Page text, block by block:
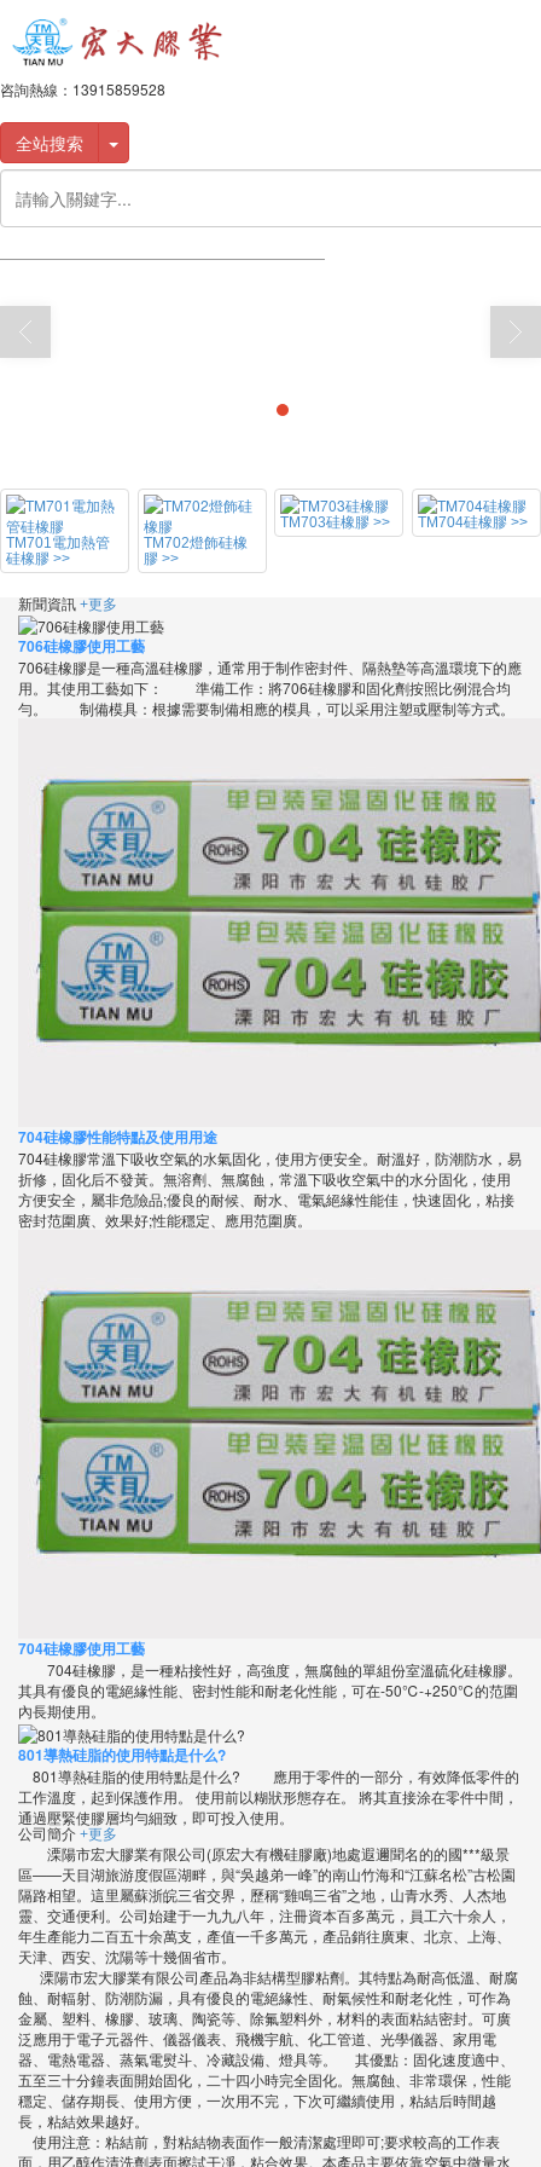
咨詢熱線： 13915859528
全站搜索
TM701電加熱管
硅橡膠 >>
TM702燈飾硅橡
膠 >>
TM703硅橡膠 >> TM704硅橡膠 >>
新聞資訊 +更多
706硅橡膠使用工藝
706硅橡膠是一種高溫硅橡膠，通常用于制作密封件、隔熱墊等高溫環境下的應
用。其使用工藝如下： 準備工作：將706硅橡膠和固化劑按照比例混合均
勻。 制備模具：根據需要制備相應的模具，可以采用注塑或壓制等方式。
704硅橡膠性能特點及使用用途
704硅橡膠常溫下吸收空氣的水氣固化，使用方便安全。耐溫好，防潮防水，易
折修，固化后不發黃。無溶劑、無腐蝕，常溫下吸收空氣中的水分固化，使用
方便安全，屬非危險品;優良的耐候、耐水、電氣絕緣性能佳，快速固化，粘接
密封范圍廣、效果好;性能穩定、應用范圍廣。
704硅橡膠使用工藝
704硅橡膠，是一種粘接性好，高強度，無腐蝕的單組份室溫硫化硅橡膠。
其具有優良的電絕緣性能、密封性能和耐老化性能，可在-50℃-+250℃的范圍
內長期使用。
801導熱硅脂的使用特點是什么?
801導熱硅脂的使用特點是什么? 應用于零件的一部分，有效降低零件的
工作溫度，起到保護作用。 使用前以糊狀形態存在。 將其直接涂在零件中間，
通過壓緊使膠層均勻細致，即可投入使用。
公司簡介 +更多
溧陽市宏大膠業有限公司(原宏大有機硅膠廠)地處遐邇聞名的的國***級景
區——天目湖旅游度假區湖畔，與“吳越弟一峰”的南山竹海和“江蘇名松”古松園
隔路相望。這里屬蘇浙皖三省交界，歷稱“雞鳴三省”之地，山青水秀、人杰地
靈、交通便利。公司始建于一九九八年，注冊資本百多萬元，員工六十余人，
年生產能力二百五十余萬支，產值一千多萬元，產品銷往廣東、北京、上海、
天津、西安、沈陽等十幾個省市。
溧陽市宏大膠業有限公司產品為非結構型膠粘劑。其特點為耐高低溫、耐腐
蝕、耐輻射、防潮防漏，具有優良的電絕緣性、耐氣候性和耐老化性，可作為
金屬、塑料、橡膠、玻璃、陶瓷等、除氟塑料外，材料的表面粘結密封。可廣
泛應用于電子元器件、儀器儀表、飛機宇航、化工管道、光學儀器、家用電
器、電熱電器、蒸氣電熨斗、冷藏設備、燈具等。 其優點：固化速度適中、
五至三十分鐘表面開始固化，二十四小時完全固化。無腐蝕、非常環保，性能
穩定、儲存期長、使用方便，一次用不完，下次可繼續使用，粘結后時間越
長，粘結效果越好。
使用注意：粘結前，對粘結物表面作一般清潔處理即可;要求較高的工作表
面，用乙醇作清洗劑表面擦試干凈，粘合效果。本產品主要依靠空氣中微量水